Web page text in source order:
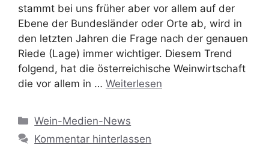
stammt bei uns früher aber vor allem auf der
Ebene der Bundesländer oder Orte ab, wird in
den letzten Jahren die Frage nach der genauen
Riede (Lage) immer wichtiger. Diesem Trend
folgend, hat die österreichische Weinwirtschaft
die vor allem in … Weiterlesen
Kategorien
Wein-Medien-News
Kommentar hinterlassen